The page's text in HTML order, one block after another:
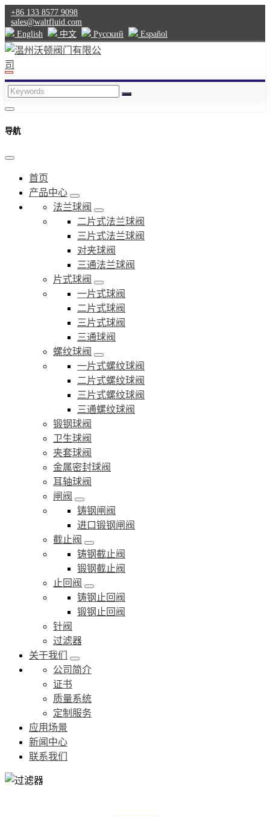
+86 133 8577 9098
sales@waltfluid.com
English
中文 Pусский Español
导航
首页
产品中心
法兰球阀
二片式法兰球阀
三片式法兰球阀
对夹球阀
三通法兰球阀
片式球阀
一片式球阀
二片式球阀
三片式球阀
三通球阀
螺纹球阀
一片式螺纹球阀
二片式螺纹球阀
三片式螺纹球阀
三通螺纹球阀
锻钢球阀
卫生球阀
夹套球阀
金属密封球阀
耳轴球阀
闸阀
铸钢闸阀
进口锻钢闸阀
截止阀
铸钢截止阀
锻钢截止阀
止回阀
铸钢止回阀
锻钢止回阀
针阀
过滤器
关于我们
公司简介
证书
质量系统
定制服务
应用场景
新闻中心
联系我们